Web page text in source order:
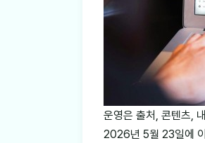
운영은 출처, 콘텐츠,
2026년 5월 23일에